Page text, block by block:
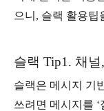
으니, 슬랙 활용팁
슬랙 Tip1. 채
슬랙은 메시지 기
쓰려면 메시지를